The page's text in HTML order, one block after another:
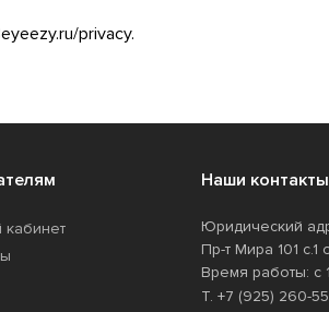
privacy.
Наши контакты
Юридический
Пр-т Мира 101 с.1
Время работы: с
Т. +7 (925) 260-